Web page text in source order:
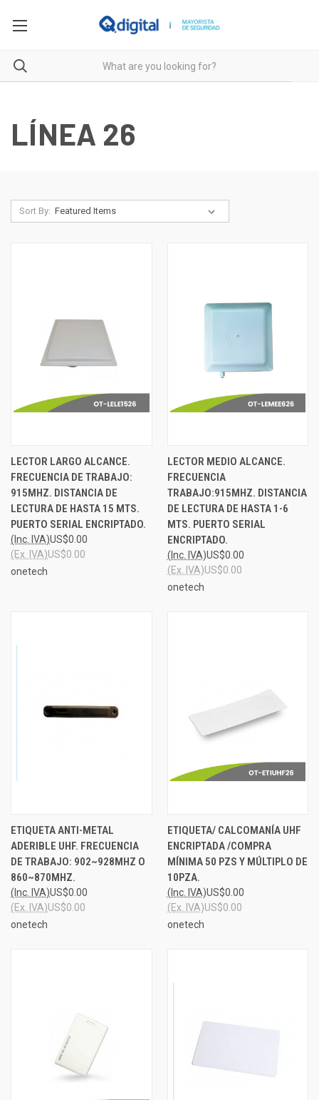
LÍNEA 26
Sort By:
LECTOR LARGO ALCANCE.
FRECUENCIA DE TRABAJO:
915MHZ. DISTANCIA DE
LECTURA DE HASTA 15 MTS.
PUERTO SERIAL ENCRIPTADO.
US$0.00
(Inc. IVA)
US$0.00
(Ex. IVA)
onetech
LECTOR MEDIO ALCANCE.
FRECUENCIA
TRABAJO:915MHZ. DISTANCIA
DE LECTURA DE HASTA 1-6
MTS. PUERTO SERIAL
ENCRIPTADO.
US$0.00
(Inc. IVA)
US$0.00
(Ex. IVA)
onetech
ETIQUETA ANTI-METAL
ADERIBLE UHF. FRECUENCIA
DE TRABAJO: 902~928MHZ O
860~870MHZ.
US$0.00
(Inc. IVA)
US$0.00
(Ex. IVA)
onetech
ETIQUETA/ CALCOMANÍA UHF
ENCRIPTADA /COMPRA
MÍNIMA 50 PZS Y MÚLTIPLO DE
10PZA.
US$0.00
(Inc. IVA)
US$0.00
(Ex. IVA)
onetech